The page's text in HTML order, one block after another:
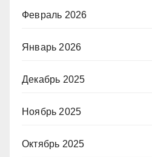
Февраль 2026
Январь 2026
Декабрь 2025
Ноябрь 2025
Октябрь 2025